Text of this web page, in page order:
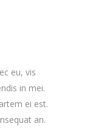
eu, vis
in mei.
ei est.
an.